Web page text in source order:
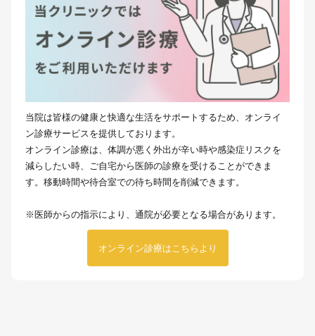
当院は皆様の健康と快適な生活をサポートするため、オンライ
ン診療サービスを提供しております。
オンライン診療は、体調が悪く外出が辛い時や感染症リスクを
減らしたい時、ご自宅から医師の診療を受けることができま
す。移動時間や待合室での待ち時間を削減できます。
※医師からの指示により、通院が必要となる場合があります。
オンライン診療はこちらより